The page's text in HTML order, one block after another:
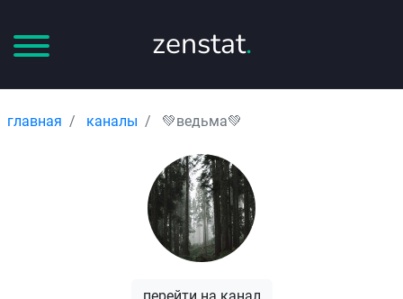
zenstat.
главная каналы 💚ведьма💚